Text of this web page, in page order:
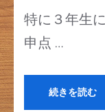
特に３年生
申点 …
続きを読む